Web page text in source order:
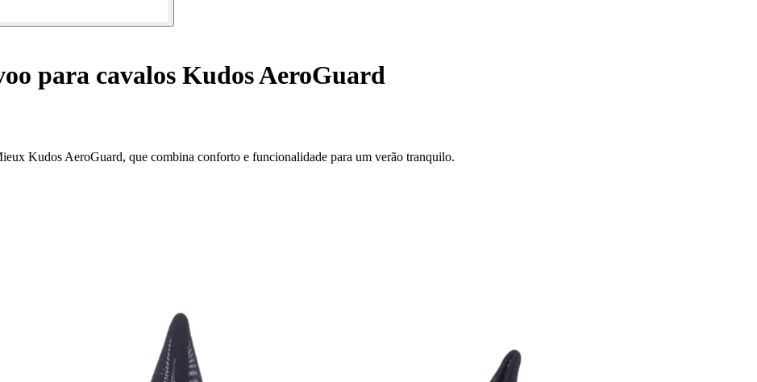
para cavalos Kudos AeroGuard
Kudos AeroGuard, que combina conforto e funcionalidade para um verão tranquilo.